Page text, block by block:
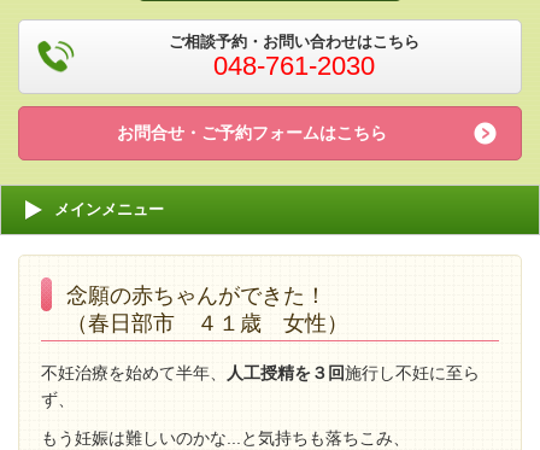
ご相談予約・お問い合わせはこちら
048-761-2030
お問合せ・ご予約フォームはこちら
メインメニュー
念願の赤ちゃんができた！
（春日部市 ４１歳 女性）
不妊治療を始めて半年、 人工授精を３回施行し不妊に至ら
ず、
もう妊娠は難しいのかな...と気持ちも落ちこみ、